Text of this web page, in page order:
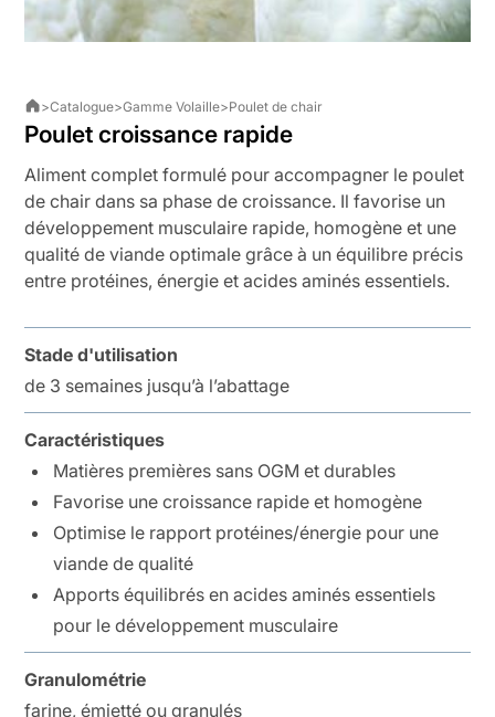
>Catalogue>Gamme Volaille>Poulet de chair
Poulet croissance rapide
Aliment complet formulé pour accompagner le poulet
de chair dans sa phase de croissance. Il favorise un
développement musculaire rapide, homogène et une
qualité de viande optimale grâce à un équilibre précis
entre protéines, énergie et acides aminés essentiels.
Stade d'utilisation
de 3 semaines jusqu’à l’abattage
Caractéristiques
Matières premières sans OGM et durables
Favorise une croissance rapide et homogène
Optimise le rapport protéines/énergie pour une
viande de qualité
Apports équilibrés en acides aminés essentiels
pour le développement musculaire
Granulométrie
farine, émietté ou granulés